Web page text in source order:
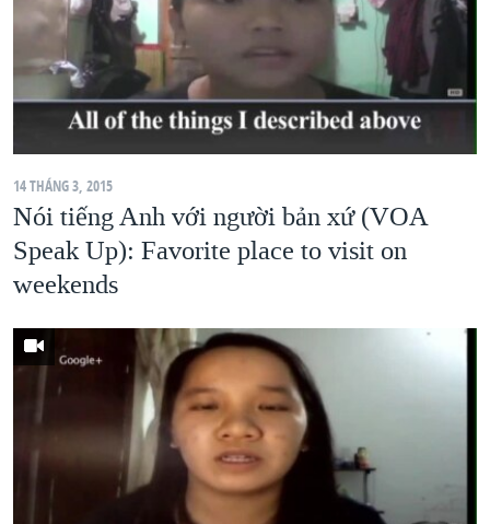
14 THÁNG 3, 2015
Nói tiếng Anh với người bản xứ (VOA
Speak Up): Favorite place to visit on
weekends